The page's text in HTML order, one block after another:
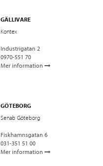
GÄLLIVARE
Kontex
Industrigatan 2
0970-551 70
Mer information
GÖTEBORG
Senab Göteborg
Fiskhamnsgatan 6
031-351 51 00
Mer information